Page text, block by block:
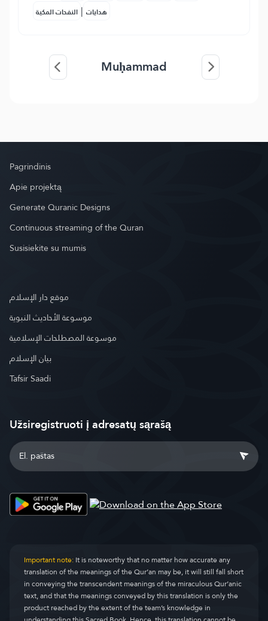
النفحات المكية | هدايات
Muḥammad
Pagrindinis
Apie projektą
Generate Quranic Designs
Continuous streaming of the Quran
Susisiekite su mumis
موقع دار الإسلام
موسوعة الأحاديث النبوية
موسوعة المصطلحات الإسلامية
بيان الإسلام
Tafsir Saadi
Užsiregistruoti į adresatų sąrašą
Important note:It is noteworthy that no matter how accurate any
translation of the meanings of the Qur’an may be, it will still fall short
in conveying the transcendent meanings of the miraculous Qur’anic
text, and that the meanings conveyed by this translation is only the
product reached by the extent of the team’s knowledge in